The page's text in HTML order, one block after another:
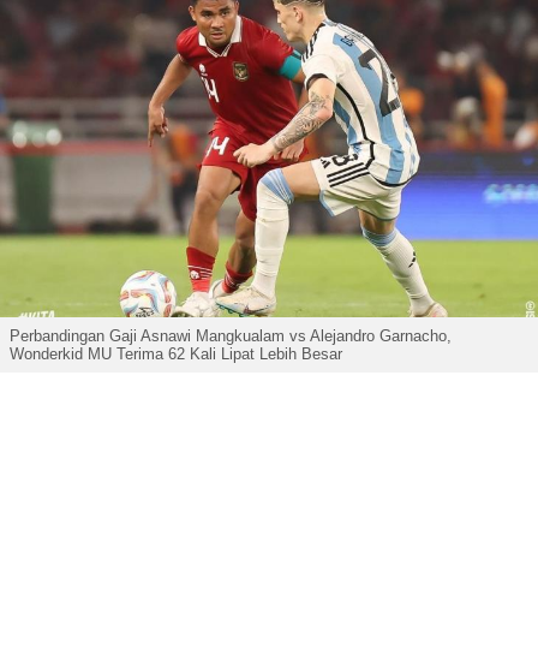
Perbandingan Gaji Asnawi Mangkualam vs Alejandro Garnacho,
Wonderkid MU Terima 62 Kali Lipat Lebih Besar